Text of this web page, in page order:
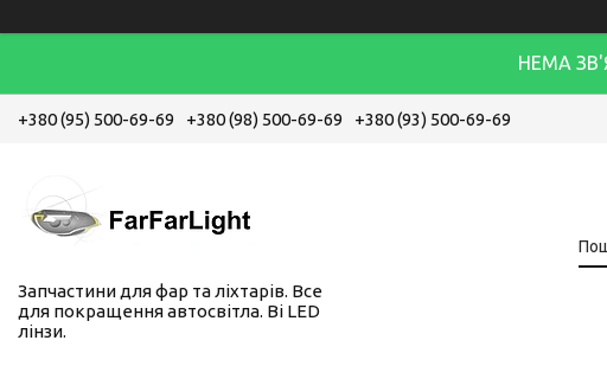
НЕМА
+380 (95) 500-69-69 +380 (98) 500-69-69 +380 (93) 500-69-69
Запчастини для фар та ліхтарів. Все
для покращення автосвітла. Bi LED
лінзи.